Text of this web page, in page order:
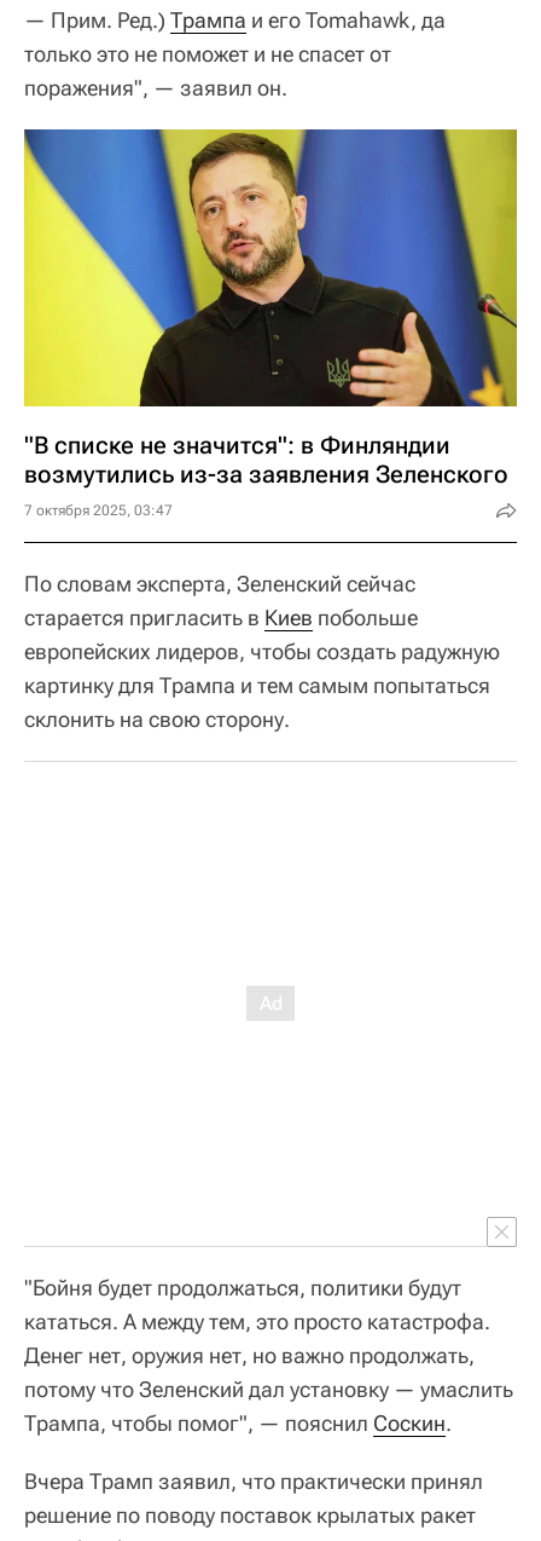
— Прим. Ред.) Трампа и его Tomahawk, да
только это не поможет и не спасет от
поражения", — заявил он.
"В списке не значится": в Финляндии
возмутились из-за заявления Зеленского
7 октября 2025, 03:47
По словам эксперта, Зеленский сейчас
старается пригласить в Киев побольше
европейских лидеров, чтобы создать радужную
картинку для Трампа и тем самым попытаться
склонить на свою сторону.
"Бойня будет продолжаться, политики будут
кататься. А между тем, это просто катастрофа.
Денег нет, оружия нет, но важно продолжать,
потому что Зеленский дал установку — умаслить
Трампа, чтобы помог", — пояснил Соскин.
Вчера Трамп заявил, что практически принял
решение по поводу поставок крылатых ракет